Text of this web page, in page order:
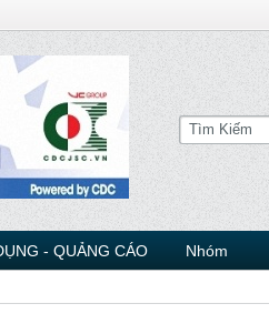
- QUẢNG CÁO Nhóm